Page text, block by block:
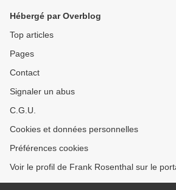
Hébergé par Overblog
Top articles
Pages
Contact
Signaler un abus
C.G.U.
Cookies et données personnelles
Préférences cookies
Voir le profil de Frank Rosenthal sur le